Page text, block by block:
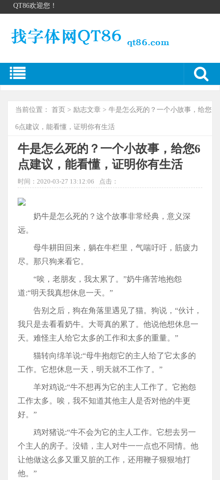
QT86欢迎您！
当前位置： 首页 > 励志文章 > 牛是怎么死的？一个小故事，给您
6点建议，能看懂，证明你有生活
牛是怎么死的？一个小故事，给您6
点建议，能看懂，证明你有生活
时间：2020-03-27 13:12:06 点击：
奶牛是怎么死的？这个故事非常经典，意义深
远。
母牛耕田回来，躺在牛栏里，气喘吁吁，筋疲力
尽。那只狗来看它。
“唉，老朋友，我太累了。”奶牛痛苦地抱怨
道:“明天我真想休息一天。”
告别之后，狗在角落里遇见了猫。狗说，“伙计，
我只是去看看奶牛。大哥真的累了。他说他想休息一
天。难怪主人给它太多的工作和太多的重量。”
猫转向绵羊说:“母牛抱怨它的主人给了它太多的
工作。它想休息一天，明天就不工作了。”
羊对鸡说:“牛不想再为它的主人工作了。它抱怨
工作太多。唉，我不知道其他主人是否对他的牛更
好。”
鸡对猪说:“牛不会为它的主人工作。它想去另一
个主人的房子。没错，主人对牛一一点也不同情。他
让他做这么多又重又脏的工作，还用鞭子狠狠地打
他。”